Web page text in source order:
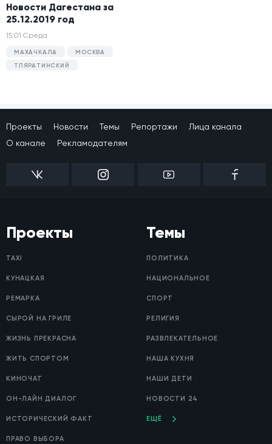
Новости Дагестана за
25.12.2019 год
15:01 Среда
МАХАЧКАЛА
МОСКВА
ТЛЯРАТИНСКИЙ
Проекты Новости Темы Репортажи
Лица канала
О канале
Рекламодателям
Проекты
TAXI
КУНАЦКАЯ
РЕМАРКА
СЫРОЙ НА ГРИЛЕ
ЖИЗНЬ ПРЕКРАСНА
ЖИТЬ СПОРТОМ
КИНОЧАТ
ОН-ЛАЙН ДИАЛОГ
ИСТОРИЧЕСКИЙ ФАКТ
ПРАВО ВЫБОРА
Темы
ПОЛИТИКА
НАЦИОНАЛЬНОЕ
СПОРТ
РЕЛИГИЯ
РАЗВЛЕКАТЕЛЬНОЕ
НАША КУХНЯ
НАШИ ДЕТИ
НОВОСТИ 24
ЕЩЁ